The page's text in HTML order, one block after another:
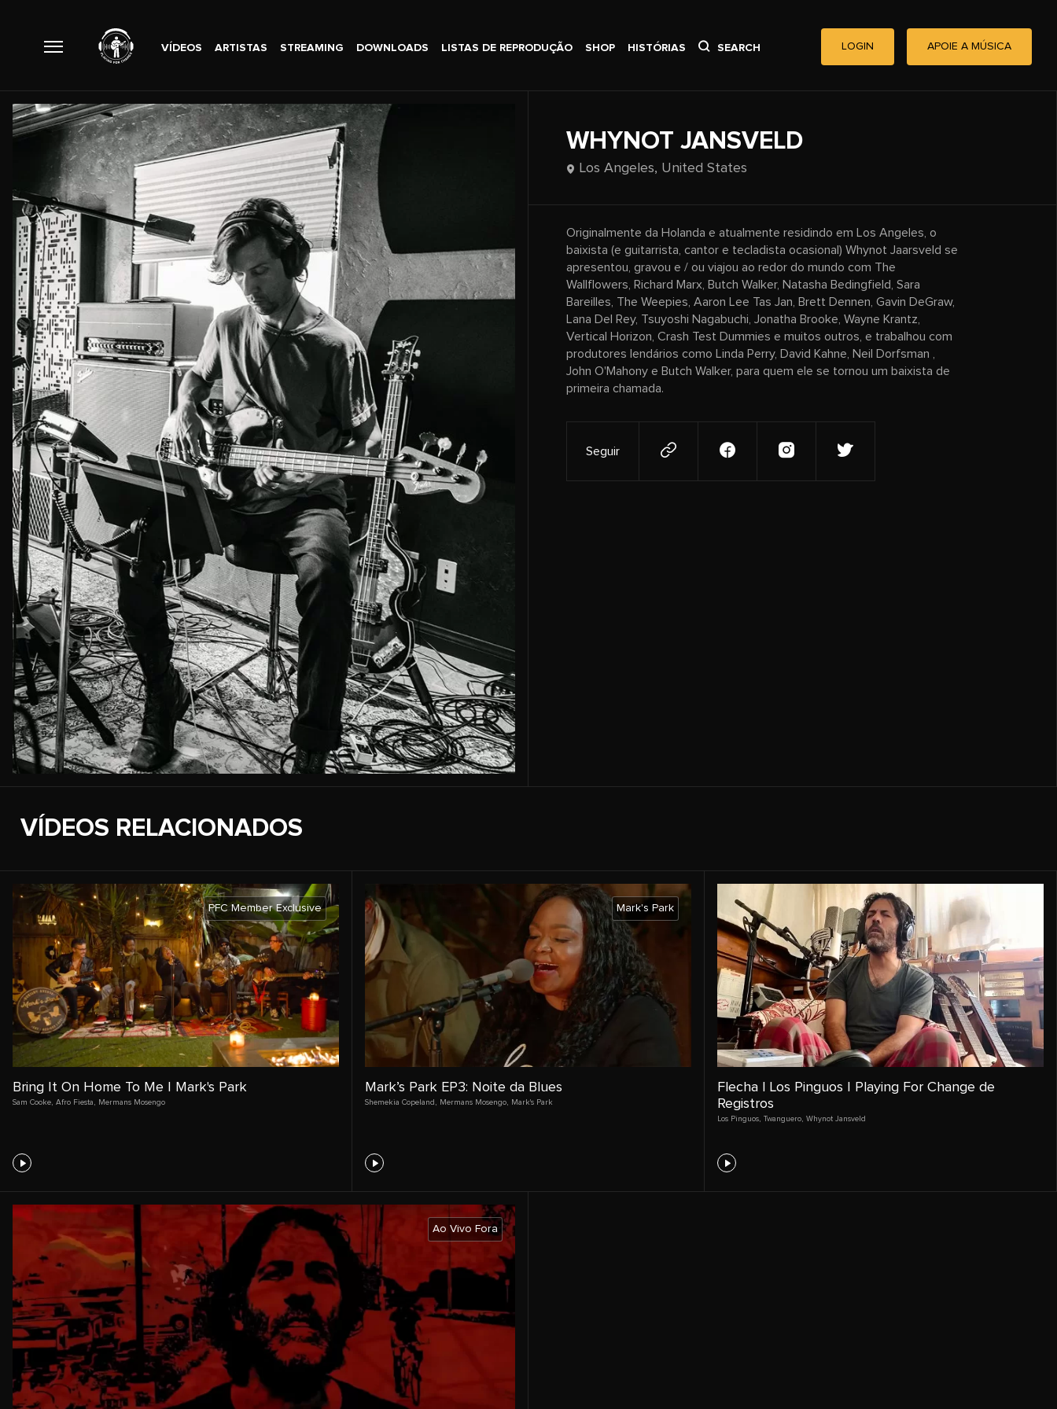
VÍDEOS ARTISTAS STREAMING DOWNLOADS LISTAS DE REPRODUÇÃO SHOP HISTÓRIAS SEARCH LOGIN APOIE A MÚSICA
WHYNOT JANSVELD
Los Angeles, United States
Originalmente da Holanda e atualmente residindo em Los Angeles, o
baixista (e guitarrista, cantor e tecladista ocasional) Whynot Jaarsveld se
apresentou, gravou e / ou viajou ao redor do mundo com The
Wallflowers, Richard Marx, Butch Walker, Natasha Bedingfield, Sara
Bareilles, The Weepies, Aaron Lee Tas Jan, Brett Dennen, Gavin DeGraw,
Lana Del Rey, Tsuyoshi Nagabuchi, Jonatha Brooke, Wayne Krantz,
Vertical Horizon, Crash Test Dummies e muitos outros, e trabalhou com
produtores lendários como Linda Perry, David Kahne, Neil Dorfsman ,
John O'Mahony e Butch Walker, para quem ele se tornou um baixista de
primeira chamada.
Seguir
VÍDEOS RELACIONADOS
PFC Member Exclusive
Bring It On Home To Me | Mark's Park
Sam Cooke, Afro Fiesta , Mermans Mosengo
Mark's Park
Mark’s Park EP3: Noite da Blues
Shemekia Copeland , Mermans Mosengo, Mark's Park
Flecha | Los Pinguos | Playing For Change de
Registros
Los Pinguos, Twanguero, Whynot Jansveld
Ao Vivo Fora